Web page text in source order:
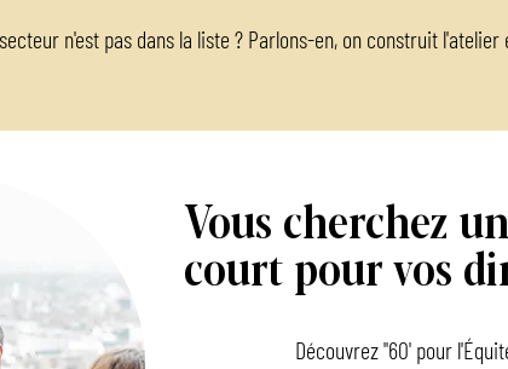
n'est pas dans la liste ? Parlons-en, on construit l'atelier
Vous cherchez
court pour vos
Découvrez "60' pour